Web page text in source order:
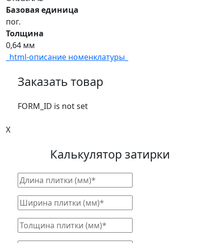
Базовая единица
пог.
Толщина
0,64 мм
_html-описание номенклатуры_
Заказать товар
FORM_ID is not set
X
Калькулятор затирки